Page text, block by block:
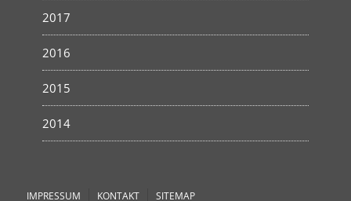
2017
2016
2015
2014
IMPRESSUM KONTAKT
SITEMAP